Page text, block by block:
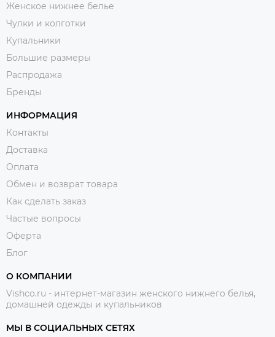
Женское нижнее белье
Чулки и колготки
Купальники
Большие размеры
Распродажа
Бренды
ИНФОРМАЦИЯ
Контакты
Доставка
Оплата
Обмен и возврат товара
Как сделать заказ
Частые вопросы
Оферта
Блог
О КОМПАНИИ
Vishco.ru - интернет-магазин женского нижнего белья,
домашней одежды и купальников
МЫ В СОЦИАЛЬНЫХ СЕТЯХ